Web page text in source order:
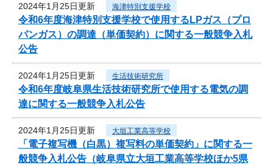
2024年1月25日更新 海津特別支援学校
令和6年度海津特別支援学校で使用するLPガス（プロ
パンガス）の調達（単価契約）に関する一般競争入札
公告
2024年1月25日更新 生活技術研究所
令和6年度岐阜県生活技術研究所で使用する電気の調
達に関する一般競争入札公告
2024年1月25日更新 大垣工業高等学校
「電子複写機（白黒）複写料の単価契約」に関する一
般競争入札公告（岐阜県立大垣工業高等学校ほか5県